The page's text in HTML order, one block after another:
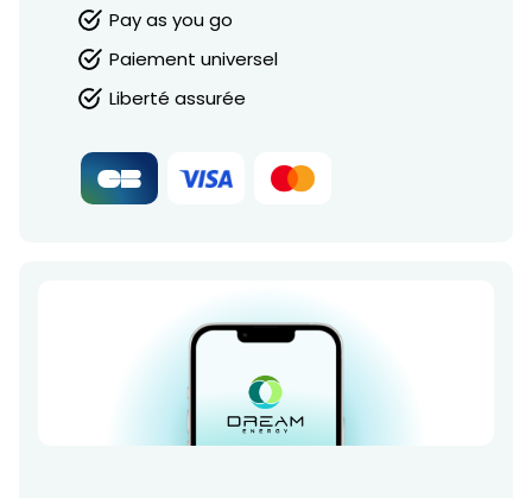
Pay as you go
Paiement universel
Liberté assurée